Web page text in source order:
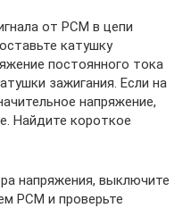
от PCM в цепи
катушку
постоянного тока
зажигания. Если на
напряжение,
Найдите короткое
напряжения, выключите
PCM и проверьте